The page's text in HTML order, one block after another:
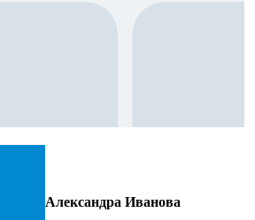
Александра Иванова